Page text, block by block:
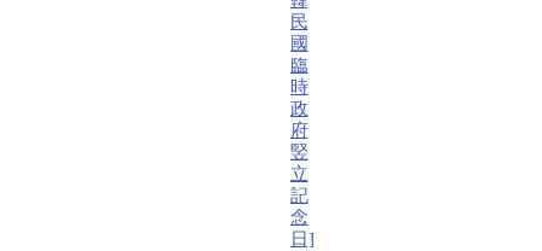
民
國
臨
時
政
府
竪
立
記
念
日]